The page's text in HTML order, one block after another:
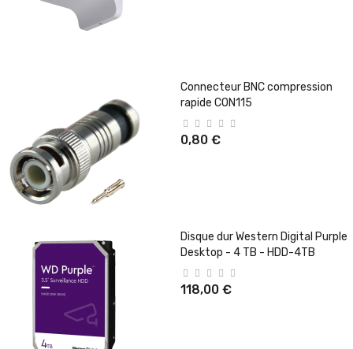
Connecteur BNC compression
rapide CON115
0,80 €
Disque dur Western Digital Purple
Desktop - 4 TB - HDD-4TB
118,00 €